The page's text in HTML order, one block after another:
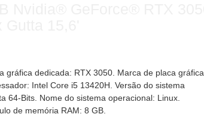
dedicada: RTX 3050. Marca de placa gráfica
Intel Core i5 13420H. Versão do sistema
64-Bits. Nome do sistema operacional: Linux.
de memória RAM: 8 GB.